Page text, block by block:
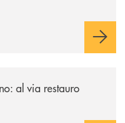
al via restauro